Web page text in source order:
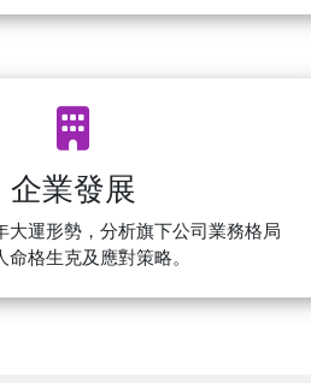
企業發展
大運形勢，分析旗下公司業務格局
命格生克及應對策略。